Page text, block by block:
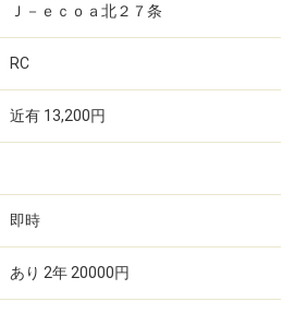
Ｊ－ｅｃｏａ北２７条
RC
近有 13,200円
即時
あり 2年 20000円